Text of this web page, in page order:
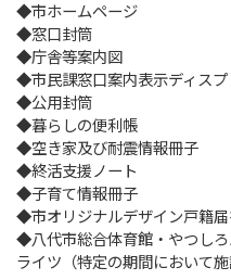
◆市ホームページ
◆窓口封筒
◆庁舎等案内図
◆市民課窓口案内表示ディスプ
◆公用封筒
◆暮らしの便利帳
◆空き家及び耐震情報冊子
◆終活支援ノート
◆子育て情報冊子
◆市オリジナルデザイン戸籍
◆八代市総合体育館・やつし
ライツ（特定の期間において